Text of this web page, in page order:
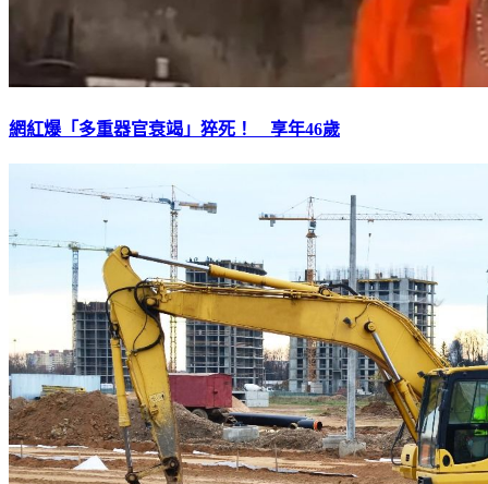
網紅爆「多重器官衰竭」猝死！ 享年46歲